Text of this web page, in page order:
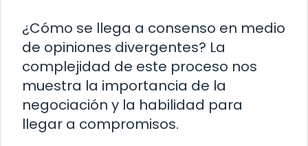
¿Cómo se llega a consenso en medio
de opiniones divergentes? La
complejidad de este proceso nos
muestra la importancia de la
negociación y la habilidad para
llegar a compromisos.